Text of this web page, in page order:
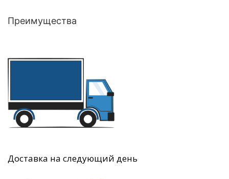
Преимущества
Доставка на следующий день